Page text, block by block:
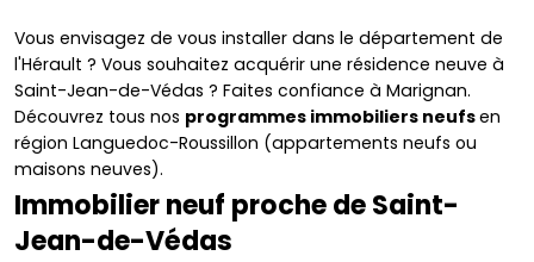
Vous envisagez de vous installer dans le département de
l'Hérault ? Vous souhaitez acquérir une résidence neuve à
Saint-Jean-de-Védas ? Faites confiance à Marignan.
Découvrez tous nos programmes immobiliers neufsen
région Languedoc-Roussillon (appartements neufs ou
maisons neuves).
Immobilier neuf proche de Saint-
Jean-de-Védas